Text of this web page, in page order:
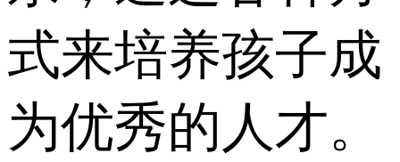
式来培养孩子成
为优秀的人才。